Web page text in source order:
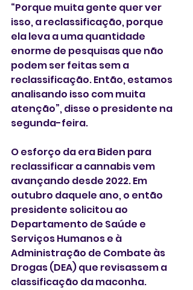
“Porque muita gente quer ver
isso, a reclassificação, porque
ela leva a uma quantidade
enorme de pesquisas que não
podem ser feitas sem a
reclassificação. Então, estamos
analisando isso com muita
atenção”, disse o presidente na
segunda-feira.
O esforço da era Biden para
reclassificar a cannabis vem
avançando desde 2022. Em
outubro daquele ano, o então
presidente solicitou ao
Departamento de Saúde e
Serviços Humanos e à
Administração de Combate às
Drogas (DEA) que revisassem a
classificação da maconha.